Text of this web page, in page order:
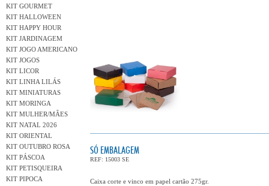
KIT GOURMET
KIT HALLOWEEN
KIT HAPPY HOUR
KIT JARDINAGEM
KIT JOGO AMERICANO
KIT JOGOS
KIT LICOR
KIT LINHA LILÁS
KIT MINIATURAS
KIT MORINGA
KIT MULHER/MÃES
KIT NATAL 2026
KIT ORIENTAL
KIT OUTUBRO ROSA
KIT PÁSCOA
KIT PETISQUEIRA
KIT PIPOCA
SÓ EMBALAGEM
REF: 15003 SE
Caixa corte e vinco em papel cartão 275gr.